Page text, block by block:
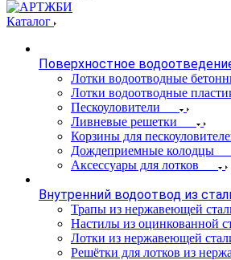
Каталог
Поверхностное
Лотки водоотводные
Лотки водоотводные
Пескоуловители
Ливневые решетки
Корзины для
Дождеприемные колодцы
Аксессуары для лотков
Внутренний водоотвод из
Трапы из нержавеющей
Настилы из оцинкованной
Лотки из нержавеющей
Решётки для лотков из